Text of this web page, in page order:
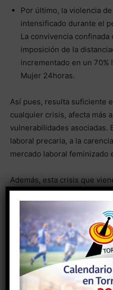
Por último, la violencia
intensificado durante el
La convivencia
imposición de la
incrementado en un
Mujer 24horas.
Así pues, resulta suficiente
cualquier crisis, afecta más
vulnerabilidades asociadas.
laboral precaria, a la
mercado laboral feminizado
Además, esta crisis que
efecto- a las crisis
arrastrábamos. Por esa
modelo socioeconómico
de las personas y el
políticas, donde las curas y
estén en el centro.
Desde los ayuntamientos,